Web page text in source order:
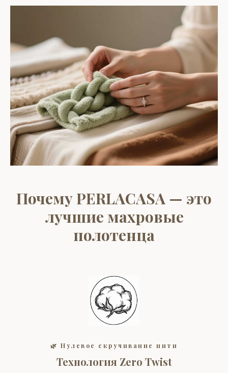
Почему PERLACASA — это
лучшие махровые
полотенца
🌿 Нулевое скручивание нити
Технология Zero Twist